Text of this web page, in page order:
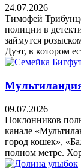
24.07.2026
Тимофей
полиции в
займутся
Дуэт, в котором
09.07.2026
Поклонников
канале
город кошек»,
полном метре.